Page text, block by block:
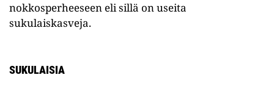
nokkosperheeseen eli sillä on useita
sukulaiskasveja.
SUKULAISIA